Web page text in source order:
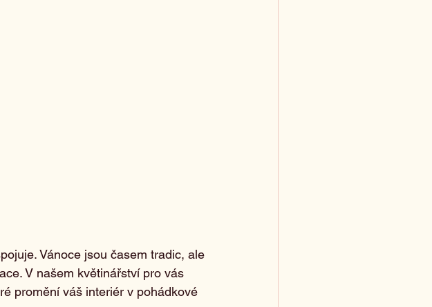
Vánoce jsou časem tradic, ale
V našem květinářství pro vás
promění váš interiér v pohádkové